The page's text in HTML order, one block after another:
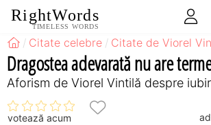
RightWords
TIMELESS WORDS
Citate celebre Citate de Viorel
Dragostea adevarată nu are
Aforism de Viorel Vintilă despre
votează acum